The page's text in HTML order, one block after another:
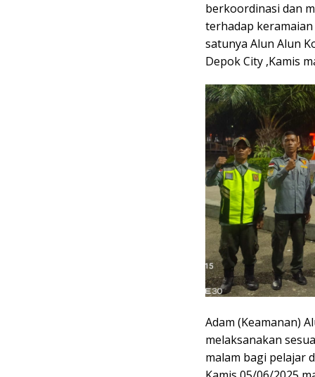
berkoordinasi dan
terhadap
satunya Alun Alun
Depok City ,Kamis
Adam (Keamanan)
melaksanakan
malam bagi pelajar